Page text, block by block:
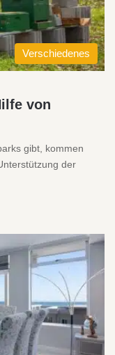
Verschiedenes
von
gibt, kommen
der